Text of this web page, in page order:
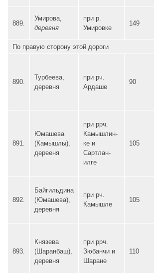
889.
Умирова,
деревня
при р.
Умировке
149
По правую сторону этой дороги
890.
Турбеева,
деревня
при рч.
Ардаше
90
891.
Юмашева
(Камышлы),
дерееня
при ррч.
Камышлин-
ке и
Сартлан-
илге
105
892.
Байгильдина
(Юмашева),
деревня
при рч.
Камышле
105
893.
Князева
(Шаранбаш),
деревня
при ррч.
Зюбанчи и
Шаране
110